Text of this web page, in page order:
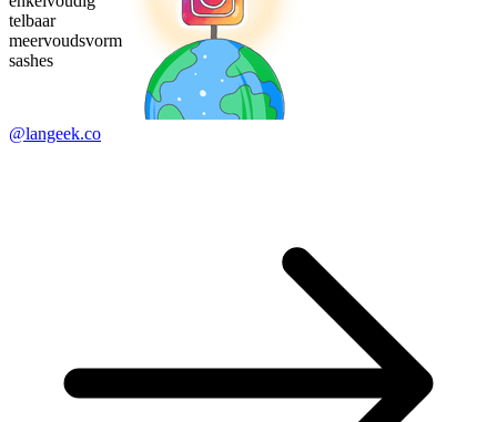
telbaar
meervoudsvorm
sashes
@langeek.co